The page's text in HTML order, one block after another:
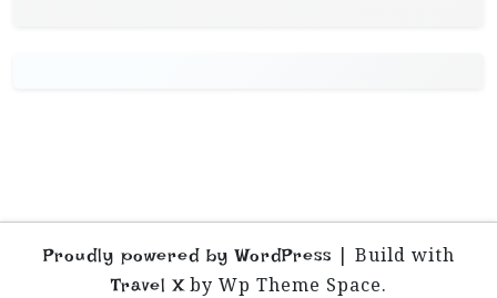
Proudly powered by WordPress | Build with
Travel Xby Wp Theme Space.